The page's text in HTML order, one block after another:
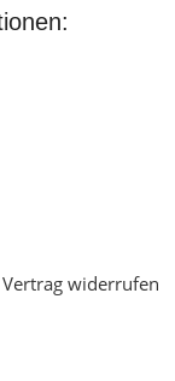
Vertrag widerrufen